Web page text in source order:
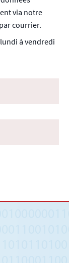
via notre
courrier.
à vendredi